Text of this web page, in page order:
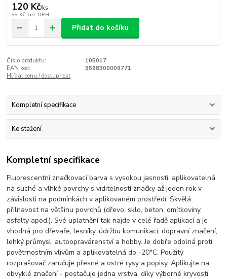
120 Kč/ks
99 Kč bez DPH
Přidat do košíku
Číslo produktu:
105017
EAN kód:
3598300009771
Hlídat cenu / dostupnost
Kompletní specifikace
Ke stažení
Kompletní specifikace
Fluorescentní značkovací barva s vysokou jasností, aplikovatelná
na suché a vlhké povrchy s viditelností značky až jeden rok v
závislosti na podmínkách v aplikovaném prostředí. Skvělá
přilnavost na většinu povrchů (dřevo, sklo, beton, omítkoviny,
asfalty apod.). Své uplatnění tak najde v celé řadě aplikací a je
vhodná pro dřevaře, lesníky, údržbu komunikací, dopravní značení,
lehký průmysl, autoopravárenství a hobby. Je dobře odolná proti
povětrnostním vlivům a aplikovatelná do -20°C. Použitý
rozprašovač zaručuje přesné a ostré rysy a popisy. Aplikujte na
obvyklé značení - postačuje jedna vrstva, díky výborné kryvosti.